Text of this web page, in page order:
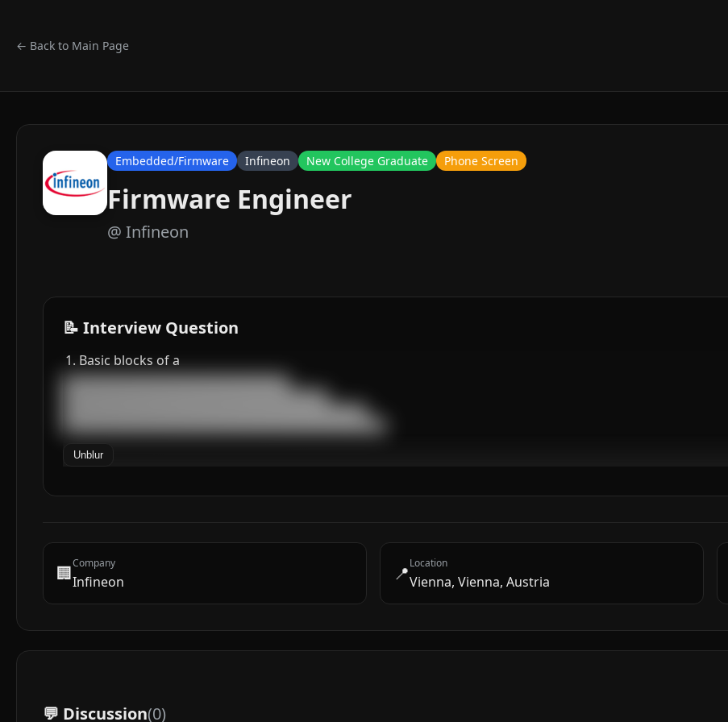
← Back to Main Page
Embedded/Firmware Infineon New College Graduate Phone Screen
Firmware Engineer
@ Infineon
📝 Interview Question
Basic blocks of a
███████████████████████████████████
█████████████████████████████████████████
███████████████████████████████████████████████
██████████████████████████████████████████████████
Unblur
🏢Company
Infineon 📍Location
Vienna, Vienna, Austria
💬 Discussion(0)